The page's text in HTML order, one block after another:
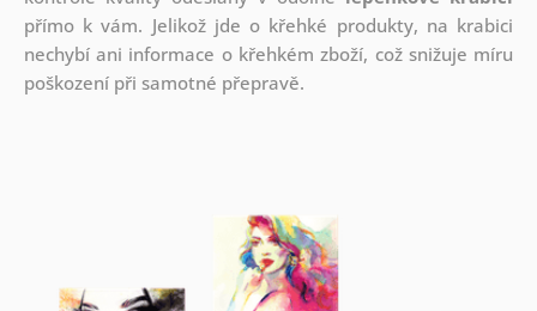
přímo k vám. Jelikož jde o křehké produkty, na krabici
nechybí ani informace o křehkém zboží, což snižuje míru
poškození při samotné přepravě.